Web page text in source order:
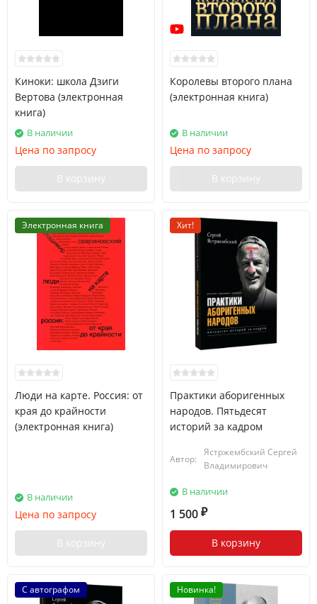
Киноки: школа Дзиги
Вертова (электронная
книга)
В наличии
Цена по запросу
В корзину
Королевы второго плана
(электронная книга)
В наличии
Цена по запросу
В корзину
Электронная книга
Люди на карте. Россия: от
края до крайности
(электронная книга)
В наличии
Цена по запросу
В корзину
Хит!
Практики аборигенных
народов. Пятьдесят
историй за кадром
Автор:
Ястржембский Сергей
Владимирович
В наличии
1 500 ₽
В корзину
С автографом Новинка!